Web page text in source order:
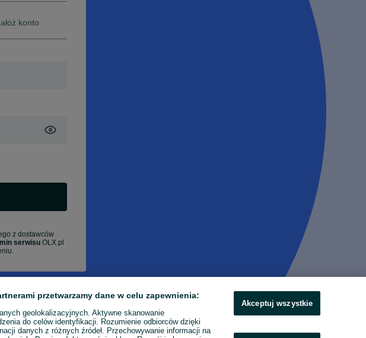
konto
z dostawców
serwisu OLX.pl
przetwarzamy dane w celu zapewnienia:
geolokalizacyjnych. Aktywne skanowanie
do celów identyfikacji. Rozumienie odbiorców dzięki
danych z różnych źródeł. Przechowywanie informacji na
Akceptuj wszystkie